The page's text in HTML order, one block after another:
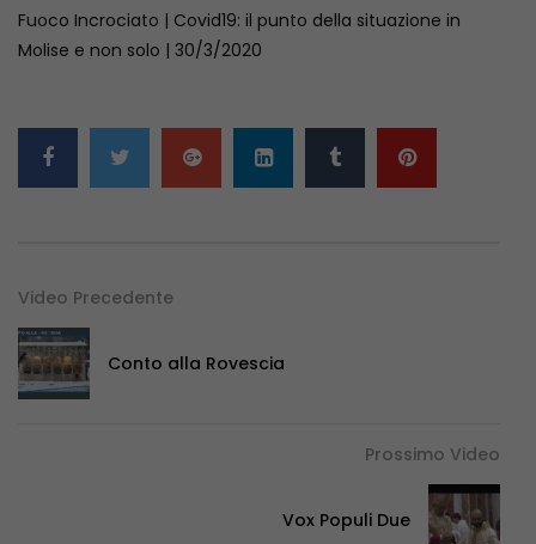
Fuoco Incrociato | Covid19: il punto della situazione in
Molise e non solo | 30/3/2020
Video Precedente
Conto alla Rovescia
Prossimo Video
Vox Populi Due